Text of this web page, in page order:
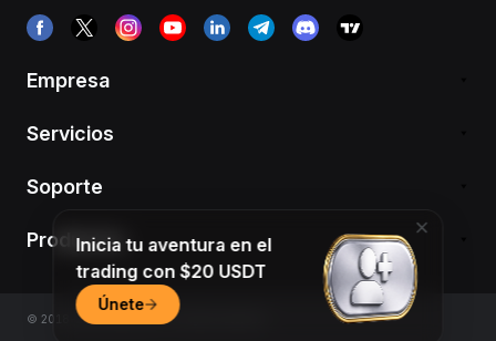
Empresa
Servicios
Soporte
Productos
© 2018-2026 Bybit.com. All rights reserved.
Inicia tu aventura en el
trading con $20 USDT
Únete